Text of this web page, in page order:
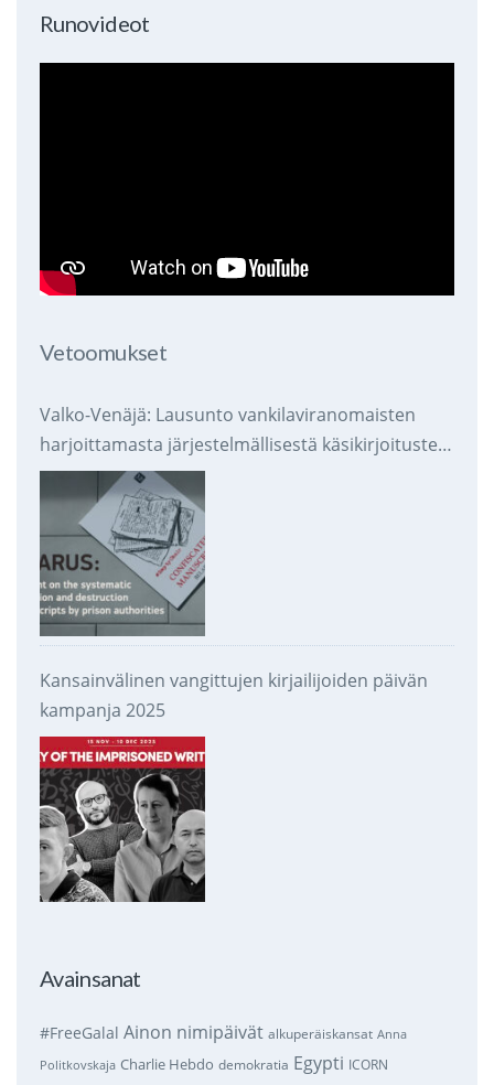
Runovideot
Vetoomukset
Valko-Venäjä: Lausunto vankilaviranomaisten
harjoittamasta järjestelmällisestä käsikirjoitusten
takavarikoinnista ja tuhoamisesta
Kansainvälinen vangittujen kirjailijoiden päivän
kampanja 2025
Avainsanat
#FreeGalal Ainon nimipäivät alkuperäiskansat Anna
Politkovskaja Charlie Hebdo demokratia Egypti ICORN